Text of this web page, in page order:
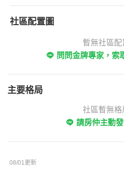
社區配置圖
暫無社區配
問問金牌專家，索
主要格局
社區暫無格
請房仲主動
08/01更新